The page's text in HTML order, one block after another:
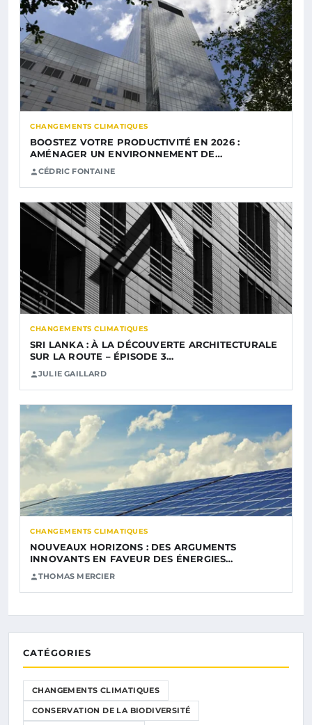
CHANGEMENTS CLIMATIQUES
BOOSTEZ VOTRE PRODUCTIVITÉ EN 2026 :
AMÉNAGER UN ENVIRONNEMENT DE…
CÉDRIC FONTAINE
CHANGEMENTS CLIMATIQUES
SRI LANKA : À LA DÉCOUVERTE ARCHITECTURALE
SUR LA ROUTE – ÉPISODE 3…
JULIE GAILLARD
CHANGEMENTS CLIMATIQUES
NOUVEAUX HORIZONS : DES ARGUMENTS
INNOVANTS EN FAVEUR DES ÉNERGIES…
THOMAS MERCIER
CATÉGORIES
CHANGEMENTS CLIMATIQUES
CONSERVATION DE LA BIODIVERSITÉ